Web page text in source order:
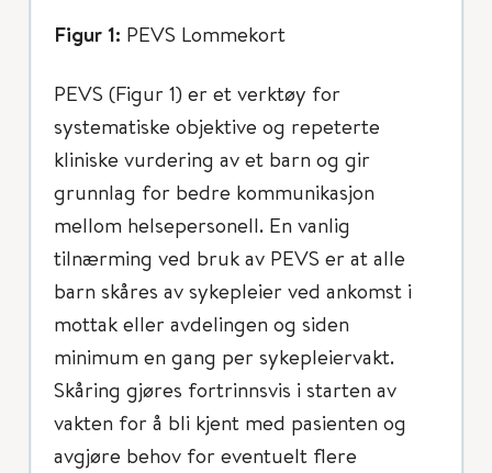
Figur 1: PEVS Lommekort
PEVS (Figur 1) er et verktøy for
systematiske objektive og repeterte
kliniske vurdering av et barn og gir
grunnlag for bedre kommunikasjon
mellom helsepersonell. En vanlig
tilnærming ved bruk av PEVS er at alle
barn skåres av sykepleier ved ankomst i
mottak eller avdelingen og siden
minimum en gang per sykepleiervakt.
Skåring gjøres fortrinnsvis i starten av
vakten for å bli kjent med pasienten og
avgjøre behov for eventuelt flere